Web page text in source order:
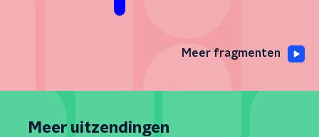
Meer fragmenten
Meer uitzendingen